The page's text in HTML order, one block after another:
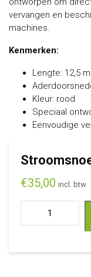
vervangen en
machines.
Kenmerken:
Lengte: 12,5
Kleur: rood
Speciaal
Eenvoudige
€35,00 incl. btw